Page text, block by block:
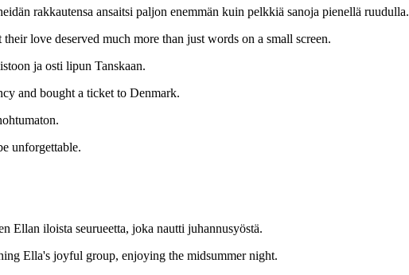
rakkautensa ansaitsi paljon enemmän kuin pelkkiä sanoja pienellä ruudulla.
love deserved much more than just words on a small screen.
ja osti lipun Tanskaan.
and bought a ticket to Denmark.
unforgettable.
Ellan iloista seurueetta, joka nautti juhannusyöstä.
Ella's joyful group, enjoying the midsummer night.